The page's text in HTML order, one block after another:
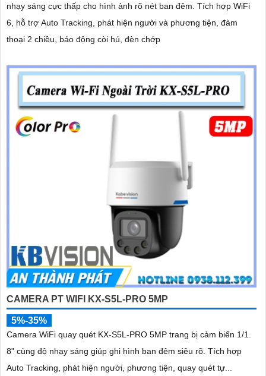
nhạy sáng cực thấp cho hình ảnh rõ nét ban đêm. Tích hợp WiFi
6, hỗ trợ Auto Tracking, phát hiện người và phương tiện, đàm
thoại 2 chiều, báo động còi hú, đèn chớp
CAMERA PT WIFI KX-S5L-PRO 5MP
5%-35%
Camera WiFi quay quét KX-S5L-PRO 5MP trang bị cảm biến 1/1.
8" cùng độ nhạy sáng giúp ghi hình ban đêm siêu rõ. Tích hợp
Auto Tracking, phát hiện người, phương tiện, quay quét tự...